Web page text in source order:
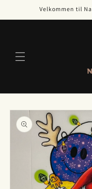
innholdet
Velkommen til